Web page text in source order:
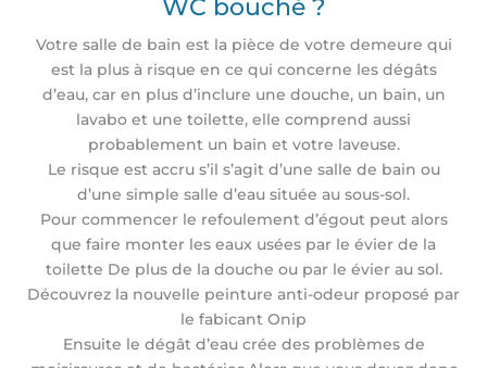
WC bouché ?
Votre salle de bain est la pièce de votre demeure qui
est la plus à risque en ce qui concerne les dégâts
d’eau, car en plus d’inclure une douche, un bain, un
lavabo et une toilette, elle comprend aussi
probablement un bain et votre laveuse.
Le risque est accru s’il s’agit d’une salle de bain ou
d’une simple salle d’eau située au sous-sol.
Pour commencer le refoulement d’égout peut alors
que faire monter les eaux usées par le évier de la
toilette De plus de la douche ou par le évier au sol.
Découvrez la nouvelle peinture anti-odeur proposé par
le fabicant Onip
Ensuite le dégât d’eau crée des problèmes de